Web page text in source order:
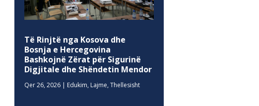
Të Rinjtë nga Kosova dhe
Bosnja e Hercegovina
Bashkojnë Zërat për Sigurinë
Digjitale dhe Shëndetin Mendor
Qer 26, 2026 | Edukim, Lajme,Thellesisht